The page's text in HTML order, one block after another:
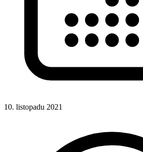
10. listopadu 2021